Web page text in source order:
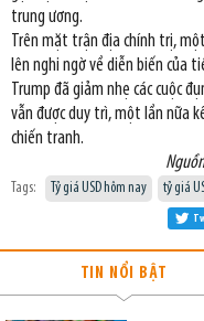
trung ương.
Trên mặt trận địa chính trị,
lên nghi ngờ về diễn biến của
Trump đã giảm nhẹ các cuộc
vẫn được duy trì, một lần nữa
chiến tranh.
Tags: Tỷ giá USD hôm nay tỷ giá
TIN NỔI BẬT